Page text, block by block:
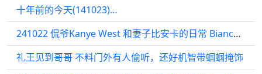
十年前的今天(141023)…
241022 侃爷Kanye West 和妻子比安卡的日常 Bianca Censori
礼王见到哥哥 不料门外有人偷听，还好机智带蝈蝈掩饰